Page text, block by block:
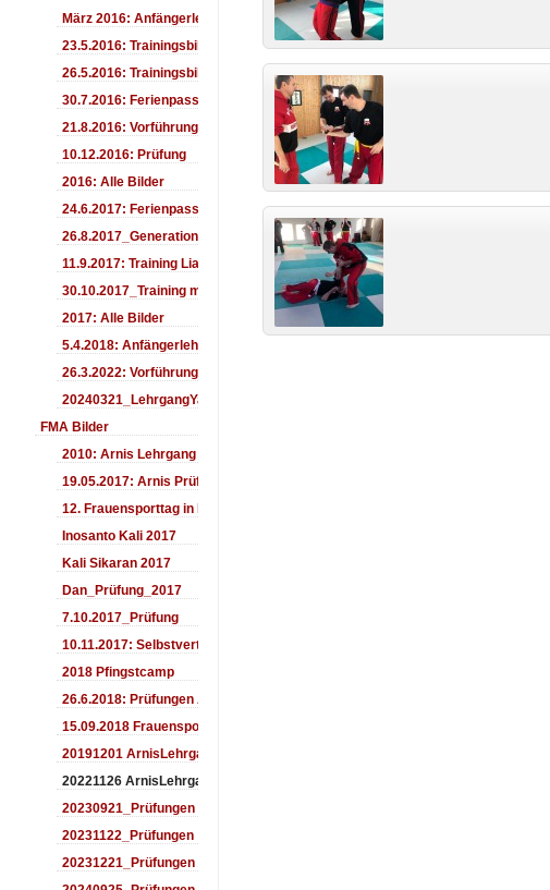
März 2016: Anfängerlehrgang
23.5.2016: Trainingsbilder
26.5.2016: Trainingsbilder
30.7.2016: Ferienpass
21.8.2016: Vorführung Bergfest Sehnde
10.12.2016: Prüfung
2016: Alle Bilder
24.6.2017: Ferienpass
26.8.2017_Generationentag_Sehnde
11.9.2017: Training LiaSuzuki Hildesheim
30.10.2017_Training mit Ando
2017: Alle Bilder
5.4.2018: Anfängerlehrgang
26.3.2022: Vorführung
20240321_LehrgangYamashima
FMA Bilder
2010: Arnis Lehrgang
19.05.2017: Arnis Prüfung
12. Frauensporttag in Langenhagen 2017
Inosanto Kali 2017
Kali Sikaran 2017
Dan_Prüfung_2017
7.10.2017_Prüfung
10.11.2017: Selbstverteidigung für Kinder
2018 Pfingstcamp
26.6.2018: Prüfungen Arnis
15.09.2018 Frauensporttag
20191201 ArnisLehrgang
20221126 ArnisLehrgang
20230921_Prüfungen
20231122_Prüfungen
20231221_Prüfungen